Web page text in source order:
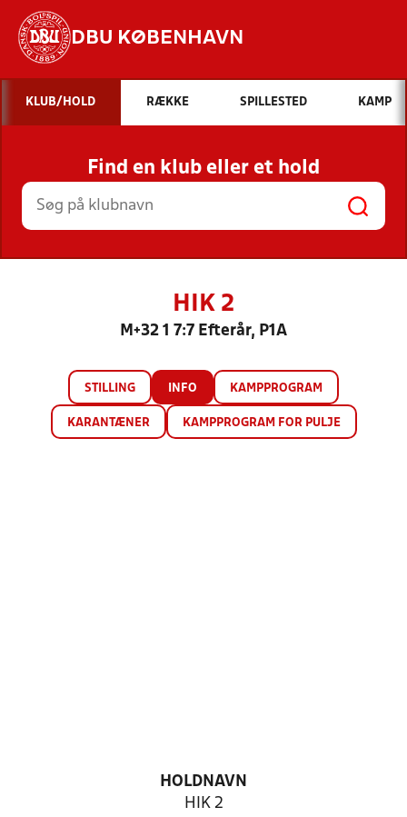
DBU KØBENHAVN
Hvad vil du søge efter?
INDHOLD OG NYHEDER
STILLINGER, RESULTATER, KLUBBER OG
HOLD
KLUB/HOLD RÆKKE SPILLESTED KAMP
Find en klub eller et hold
HIK 2
M+32 1 7:7 Efterår, P1A
STILLING INFO KAMPPROGRAM
KARANTÆNER KAMPPROGRAM FOR PULJE
HOLDNAVN
HIK 2